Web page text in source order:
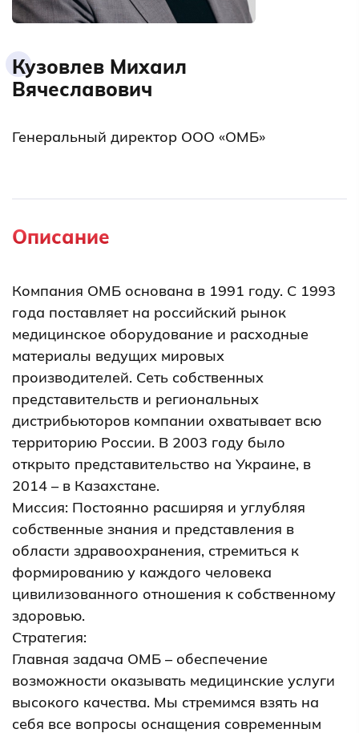
Кузовлев Михаил
Вячеславович
Генеральный директор ООО «ОМБ»
Описание
Компания ОМБ основана в 1991 году. С 1993
года поставляет на российский рынок
медицинское оборудование и расходные
материалы ведущих мировых
производителей. Сеть собственных
представительств и региональных
дистрибьюторов компании охватывает всю
территорию России. В 2003 году было
открыто представительство на Украине, в
2014 – в Казахстане.
Миссия: Постоянно расширяя и углубляя
собственные знания и представления в
области здравоохранения, стремиться к
формированию у каждого человека
цивилизованного отношения к собственному
здоровью.
Стратегия:
Главная задача ОМБ – обеспечение
возможности оказывать медицинские услуги
высокого качества. Мы стремимся взять на
себя все вопросы оснащения современным